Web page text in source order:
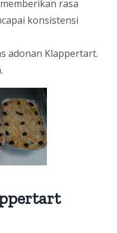
rasa
konsistensi
adonan Klappertart.